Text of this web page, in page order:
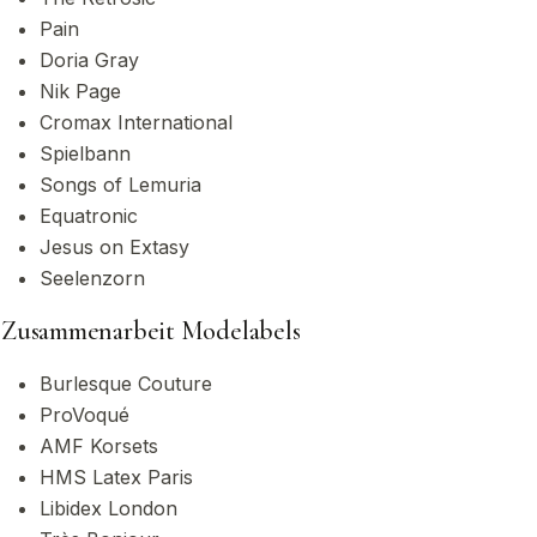
Pain
Doria Gray
Nik Page
Cromax International
Spielbann
Songs of Lemuria
Equatronic
Jesus on Extasy
Seelenzorn
Zusammenarbeit Modelabels
Burlesque Couture
ProVoqué
AMF Korsets
HMS Latex Paris
Libidex London